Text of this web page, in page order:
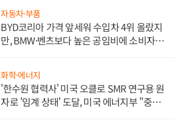
자동차·부품
BYD코리아 가격 앞세워 수입차 4위 올랐지
만, BMW·벤츠보다 높은 공임비에 소비자
화학·에너지
'한수원 협력사' 미국 오클로 SMR 연구용 원
자로 '임계 상태' 도달, 미국 에너지부 "중요